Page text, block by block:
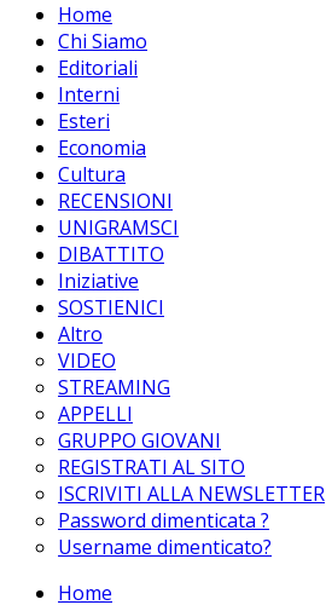
Home
Chi Siamo
Editoriali
Interni
Esteri
Economia
Cultura
RECENSIONI
UNIGRAMSCI
DIBATTITO
Iniziative
SOSTIENICI
Altro
VIDEO
STREAMING
APPELLI
GRUPPO GIOVANI
REGISTRATI AL SITO
ISCRIVITI ALLA NEWSLETTER
Password dimenticata ?
Username dimenticato?
Home